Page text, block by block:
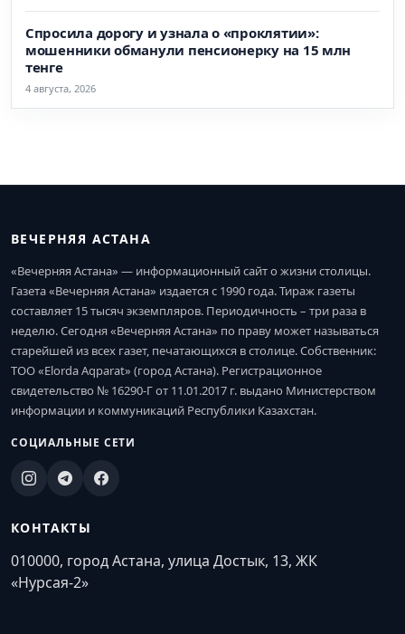
Спросила дорогу и узнала о «проклятии»:
мошенники обманули пенсионерку на 15 млн
тенге
4 августа, 2026
ВЕЧЕРНЯЯ АСТАНА
«Вечерняя Астана» — информационный сайт о жизни столицы.
Газета «Вечерняя Астана» издается с 1990 года. Тираж газеты
составляет 15 тысяч экземпляров. Периодичность – три раза в
неделю. Сегодня «Вечерняя Астана» по праву может называться
старейшей из всех газет, печатающихся в столице. Собственник:
ТОО «Elorda Aqparat» (город Астана). Регистрационное
свидетельство № 16290-Г от 11.01.2017 г. выдано Министерством
информации и коммуникаций Республики Казахстан.
СОЦИАЛЬНЫЕ СЕТИ
КОНТАКТЫ
010000, город Астана, улица Достык, 13, ЖК
«Нурсая-2»